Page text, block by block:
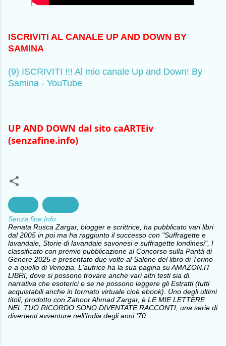
ISCRIVITI AL CANALE UP AND DOWN BY
SAMINA
(9) ISCRIVITI !!! Al mio canale Up and Down! By
Samina - YouTube
UP AND DOWN dal sito caARTEiv
(senzafine.info)
Senza fine.Info
Renata Rusca Zargar, blogger e scrittrice, ha pubblicato vari libri
dal 2005 in poi ma ha raggiunto il successo con "Suffragette e
lavandaie, Storie di lavandaie savonesi e suffragette londinesi", I
classificato con premio pubblicazione al Concorso sulla Parità di
Genere 2025 e presentato due volte al Salone del libro di Torino
e a quello di Venezia. L'autrice ha la sua pagina su AMAZON.IT
LIBRI, dove si possono trovare anche vari altri testi sia di
narrativa che esoterici e se ne possono leggere gli Estratti (tutti
acquistabili anche in formato virtuale cioè ebook). Uno degli ultimi
titoli, prodotto con Zahoor Ahmad Zargar, è LE MIE LETTERE
NEL TUO RICORDO SONO DIVENTATE RACCONTI, una serie di
divertenti avventure nell’India degli anni ‘70.